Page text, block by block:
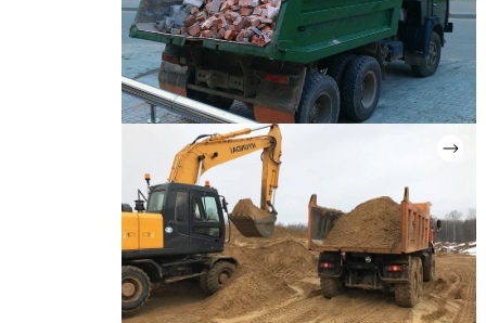
ВЫВОЗ СТРОИТЕЛЬНОГО МУСОРА
Цена: от 2 000 руб.